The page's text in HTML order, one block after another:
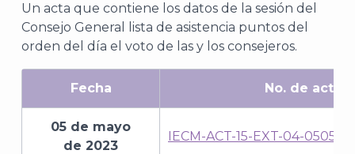
Un acta que contiene los datos de la sesión del
Consejo General lista de asistencia puntos del
orden del día el voto de las y los consejeros.
Fecha No. de acta
05 de mayo
de 2023
IECM-ACT-15-EXT-04-050523